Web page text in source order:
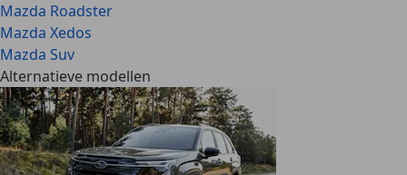
Mazda Roadster
Mazda Xedos
Mazda Suv
Alternatieve modellen